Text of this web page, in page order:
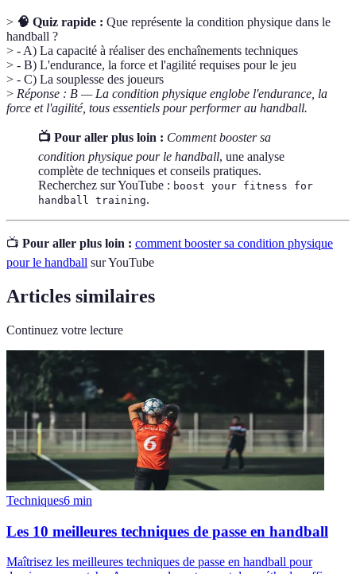
> 🧠 Quiz rapide : Que représente la condition physique dans le
handball ?
> - A) La capacité à réaliser des enchaînements techniques
> - B) L'endurance, la force et l'agilité requises pour le jeu
> - C) La souplesse des joueurs
> Réponse : B — La condition physique englobe l'endurance, la
force et l'agilité, tous essentiels pour performer au handball.
📺 Pour aller plus loin : Comment booster sa
condition physique pour le handball, une analyse
complète de techniques et conseils pratiques.
Recherchez sur YouTube : boost your fitness for
handball training.
📺 Pour aller plus loin : comment booster sa condition physique
pour le handball sur YouTube
Articles similaires
Continuez votre lecture
Techniques6 min
Les 10 meilleures techniques de passe en handball
Maîtrisez les meilleures techniques de passe en handball pour